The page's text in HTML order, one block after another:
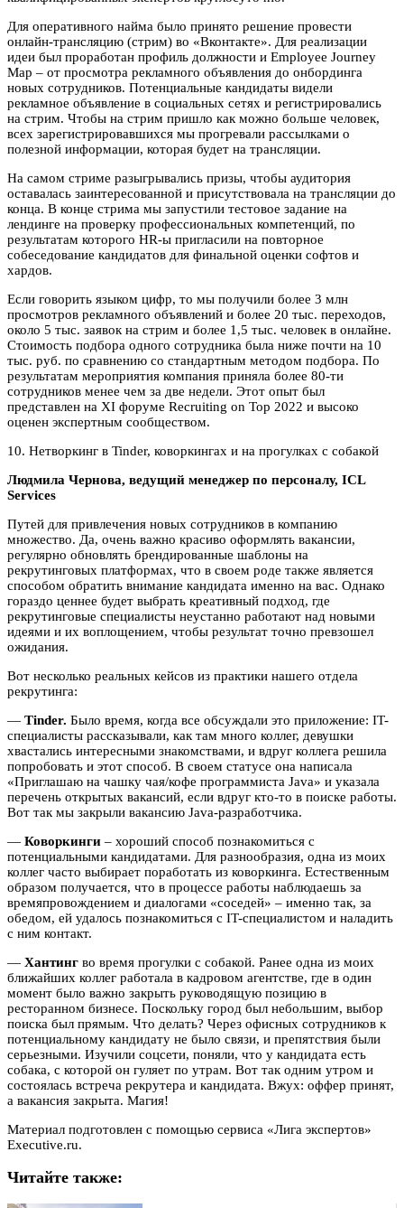
Для оперативного найма было принято решение провести
онлайн-трансляцию (стрим) во «Вконтакте». Для реализации
идеи был проработан профиль должности и Employee Journey
Map – от просмотра рекламного объявления до онбординга
новых сотрудников. Потенциальные кандидаты видели
рекламное объявление в социальных сетях и регистрировались
на стрим. Чтобы на стрим пришло как можно больше человек,
всех зарегистрировавшихся мы прогревали рассылками о
полезной информации, которая будет на трансляции.
На самом стриме разыгрывались призы, чтобы аудитория
оставалась заинтересованной и присутствовала на трансляции до
конца. В конце стрима мы запустили тестовое задание на
лендинге на проверку профессиональных компетенций, по
результатам которого HR-ы пригласили на повторное
собеседование кандидатов для финальной оценки софтов и
хардов.
Если говорить языком цифр, то мы получили более 3 млн
просмотров рекламного объявлений и более 20 тыс. переходов,
около 5 тыс. заявок на стрим и более 1,5 тыс. человек в онлайне.
Стоимость подбора одного сотрудника была ниже почти на 10
тыс. руб. по сравнению со стандартным методом подбора. По
результатам мероприятия компания приняла более 80-ти
сотрудников менее чем за две недели. Этот опыт был
представлен на XI форуме Recruiting on Top 2022 и высоко
оценен экспертным сообществом.
10. Нетворкинг в Tinder, коворкингах и на прогулках с собакой
Людмила Чернова, ведущий менеджер по персоналу, ICL
Services
Путей для привлечения новых сотрудников в компанию
множество. Да, очень важно красиво оформлять вакансии,
регулярно обновлять брендированные шаблоны на
рекрутинговых платформах, что в своем роде также является
способом обратить внимание кандидата именно на вас. Однако
гораздо ценнее будет выбрать креативный подход, где
рекрутинговые специалисты неустанно работают над новыми
идеями и их воплощением, чтобы результат точно превзошел
ожидания.
Вот несколько реальных кейсов из практики нашего отдела
рекрутинга:
— Tinder. Было время, когда все обсуждали это приложение: IT-
специалисты рассказывали, как там много коллег, девушки
хвастались интересными знакомствами, и вдруг коллега решила
попробовать и этот способ. В своем статусе она написала
«Приглашаю на чашку чая/кофе программиста Java» и указала
перечень открытых вакансий, если вдруг кто-то в поиске работы.
Вот так мы закрыли вакансию Java-разработчика.
— Коворкинги – хороший способ познакомиться с
потенциальными кандидатами. Для разнообразия, одна из моих
коллег часто выбирает поработать из коворкинга. Естественным
образом получается, что в процессе работы наблюдаешь за
времяпровождением и диалогами «соседей» – именно так, за
обедом, ей удалось познакомиться с IT-специалистом и наладить
с ним контакт.
— Хантинг во время прогулки с собакой. Ранее одна из моих
ближайших коллег работала в кадровом агентстве, где в один
момент было важно закрыть руководящую позицию в
ресторанном бизнесе. Поскольку город был небольшим, выбор
поиска был прямым. Что делать? Через офисных сотрудников к
потенциальному кандидату не было связи, и препятствия были
серьезными. Изучили соцсети, поняли, что у кандидата есть
собака, с которой он гуляет по утрам. Вот так одним утром и
состоялась встреча рекрутера и кандидата. Вжух: оффер принят,
а вакансия закрыта. Магия!
Материал подготовлен с помощью сервиса «Лига экспертов»
Executive.ru.
Читайте также: